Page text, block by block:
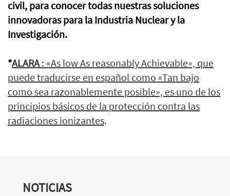
civil, para conocer todas nuestras soluciones
innovadoras para la Industria Nuclear y la
Investigación.
*ALARA: «As low As reasonably Achievable», que
puede traducirse en español como «Tan bajo
como sea razonablemente posible», es uno de los
principios básicos de la protección contra las
radiaciones ionizantes.
NOTICIAS